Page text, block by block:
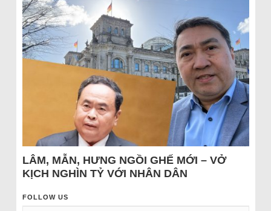
LÂM, MẪN, HƯNG NGỒI GHẾ MỚI – VỞ
KỊCH NGHÌN TỶ VỚI NHÂN DÂN
FOLLOW US